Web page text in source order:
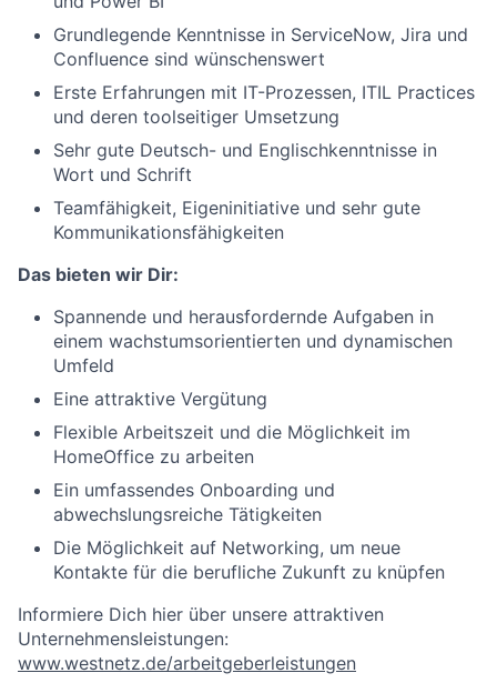
Grundlegende Kenntnisse in ServiceNow, Jira und
Confluence sind wünschenswert
Erste Erfahrungen mit IT-Prozessen, ITIL Practices
und deren toolseitiger Umsetzung
Sehr gute Deutsch- und Englischkenntnisse in
Wort und Schrift
Teamfähigkeit, Eigeninitiative und sehr gute
Kommunikationsfähigkeiten
Das bieten wir Dir:
Spannende und herausfordernde Aufgaben in
einem wachstumsorientierten und dynamischen
Umfeld
Eine attraktive Vergütung
Flexible Arbeitszeit und die Möglichkeit im
HomeOffice zu arbeiten
Ein umfassendes Onboarding und
abwechslungsreiche Tätigkeiten
Die Möglichkeit auf Networking, um neue
Kontakte für die berufliche Zukunft zu knüpfen
Informiere Dich hier über unsere attraktiven
Unternehmensleistungen:
www.westnetz.de/arbeitgeberleistungen